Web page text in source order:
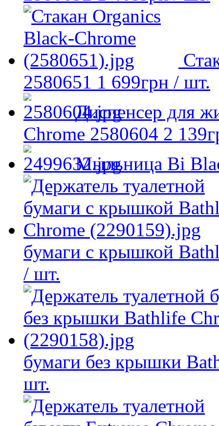
2580651 1 699грн / шт.
Диспенсер для
Chrome 2580604 2 139
Мыльница Bi
бумаги с крышкой
/ шт.
бумаги без крышки
шт.